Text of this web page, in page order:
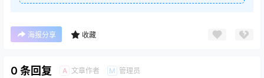
海报分享 收藏
0 条回复 A 文章作者 M 管理员